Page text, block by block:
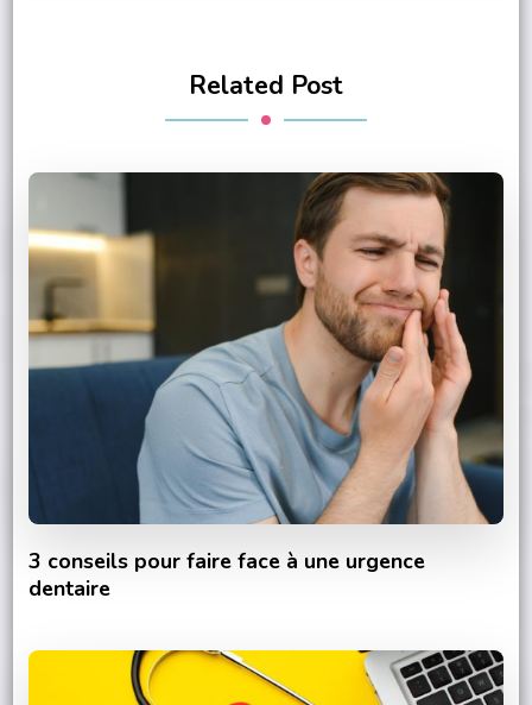
Related Post
3 conseils pour faire face à une urgence
dentaire